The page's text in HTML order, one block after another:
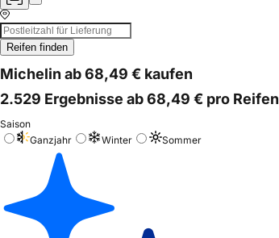
Reifen finden
Michelin ab 68,49 € kaufen
2.529 Ergebnisse ab 68,49 € pro Reifen
Saison
Ganzjahr
Winter Sommer